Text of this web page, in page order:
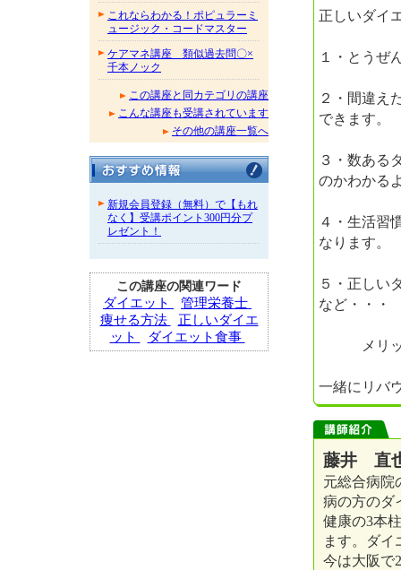
これならわかる！ポピュラーミ
ュージック・コードマスター
ケアマネ講座 類似過去問〇×
千本ノック
この講座と同カテゴリの講座
こんな講座も受講されています
その他の講座一覧へ
新規会員登録（無料）で【もれ
なく】受講ポイント300円分プ
レゼント！
この講座の関連ワード
ダイエット
管理栄養士
痩せる方法
正しいダイエ
ット
ダイエット食事
正しいダイ
１・とうぜ
２・間違え
できます。
３・数ある
のかわかる
４・生活習
なります。
５・正しい
など・・・
メリット
一緒にリバ
藤井 直
元総合病院
病の方のダ
健康の3本
ます。ダイ
今は大阪で